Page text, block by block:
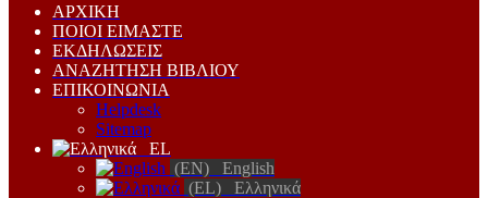
ΑΡΧΙΚΗ
ΠΟΙΟΙ ΕΙΜΑΣΤΕ
ΕΚΔΗΛΩΣΕΙΣ
ΑΝΑΖΗΤΗΣΗ ΒΙΒΛΙΟΥ
ΕΠΙΚΟΙΝΩΝΙΑ
Helpdesk
Sitemap
EL
(EN) English
(EL) Ελληνικά